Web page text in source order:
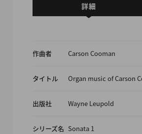
詳細
作曲者 Carson Cooman
タイトル Organ music of Carson
出版社 Wayne Leupold
シリーズ名 Sonata 1